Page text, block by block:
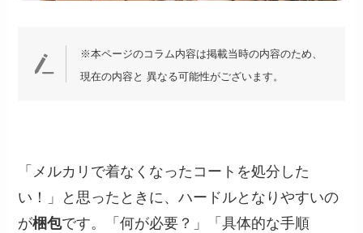
※本ページのコラム内容は掲載当時の内容のため、
現在の内容と 異なる可能性がございます。
「メルカリで着なくなったコートを処分した
い！」と思ったときに、ハードルとなりやすいの
が梱包です。「何が必要？」「具体的な手順